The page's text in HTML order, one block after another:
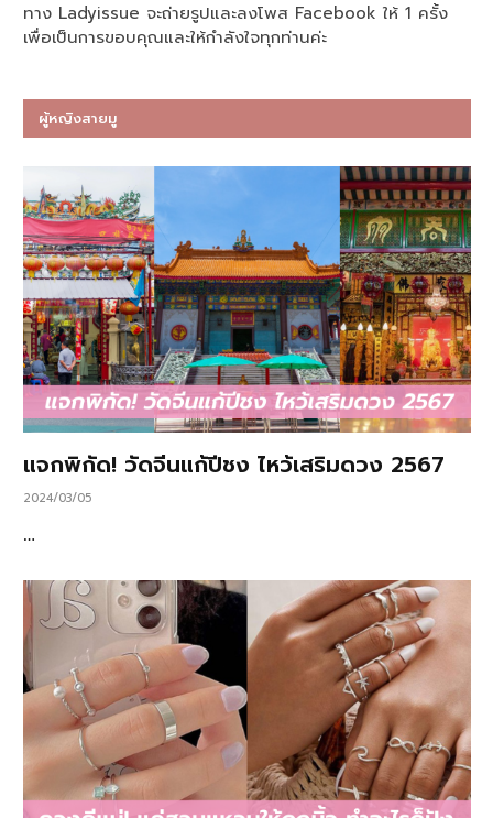
ทาง Ladyissue จะถ่ายรูปและลงโพส Facebook ให้ 1 ครั้ง
เพื่อเป็นการขอบคุณและให้กำลังใจทุกท่านค่ะ
ผู้หญิงสายมู
แจกพิกัด! วัดจีนแก้ปีชง ไหว้เสริมดวง 2567
2024/03/05
…